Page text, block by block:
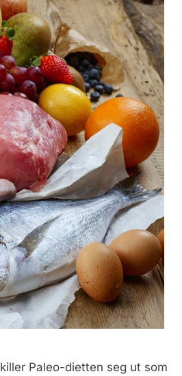
Paleo-dietten seg ut som